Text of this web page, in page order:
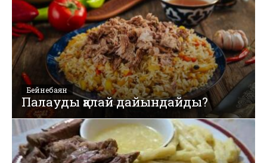
Бейнебаян
Палауды қалай дайындайды?